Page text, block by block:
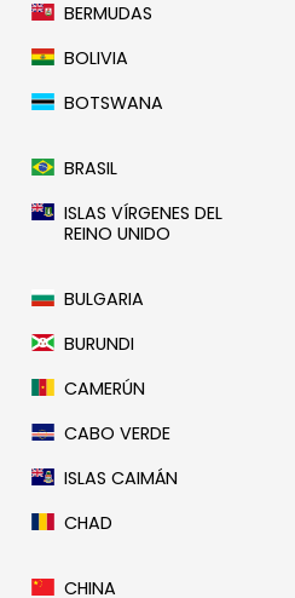
BERMUDAS
BOLIVIA
BOTSWANA
BRASIL
ISLAS VÍRGENES DEL
REINO UNIDO
BULGARIA
BURUNDI
CAMERÚN
CABO VERDE
ISLAS CAIMÁN
CHAD
CHINA